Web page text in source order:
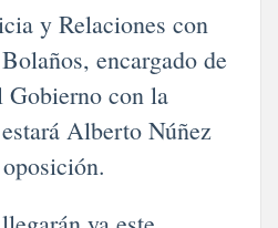
y Relaciones con
encargado de
Gobierno con la
Alberto Núñez